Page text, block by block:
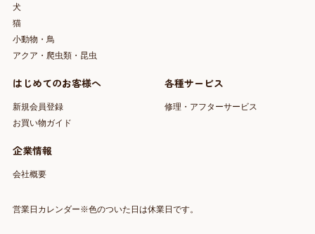
犬
猫
小動物・鳥
アクア・爬虫類・昆虫
はじめてのお客様へ
新規会員登録
お買い物ガイド
各種サービス
修理・アフターサービス
企業情報
会社概要
営業日カレンダー※色のついた日は休業日です。